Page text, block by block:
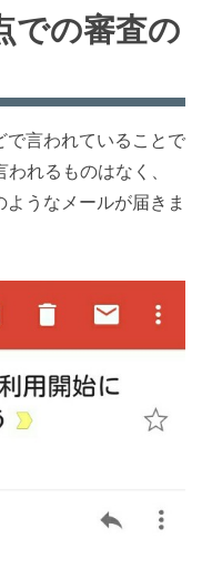
での審査の
で言われていることで
れるものはなく、
うなメールが届きま